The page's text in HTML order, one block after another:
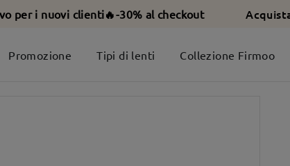
per i nuovi clienti🔥-30% al checkout
Promozione Tipi di lenti Collezione Firmoo